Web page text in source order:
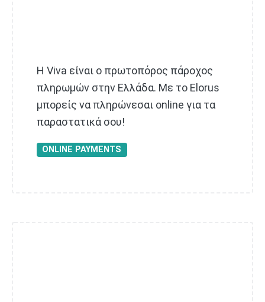
H Viva είναι ο πρωτοπόρος πάροχος
πληρωμών στην Ελλάδα. Με το Elorus
μπορείς να πληρώνεσαι online για τα
παραστατικά σου!
ONLINE PAYMENTS